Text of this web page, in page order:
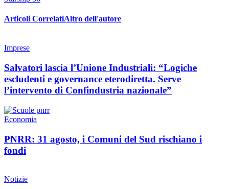
Articoli CorrelatiAltro dell'autore
Imprese
Salvatori lascia l’Unione Industriali: “Logiche
escludenti e governance eterodiretta. Serve
l’intervento di Confindustria nazionale”
Economia
PNRR: 31 agosto, i Comuni del Sud rischiano i
fondi
Notizie